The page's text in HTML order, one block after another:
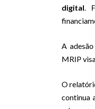
digital.
A
MRIP
O
continua